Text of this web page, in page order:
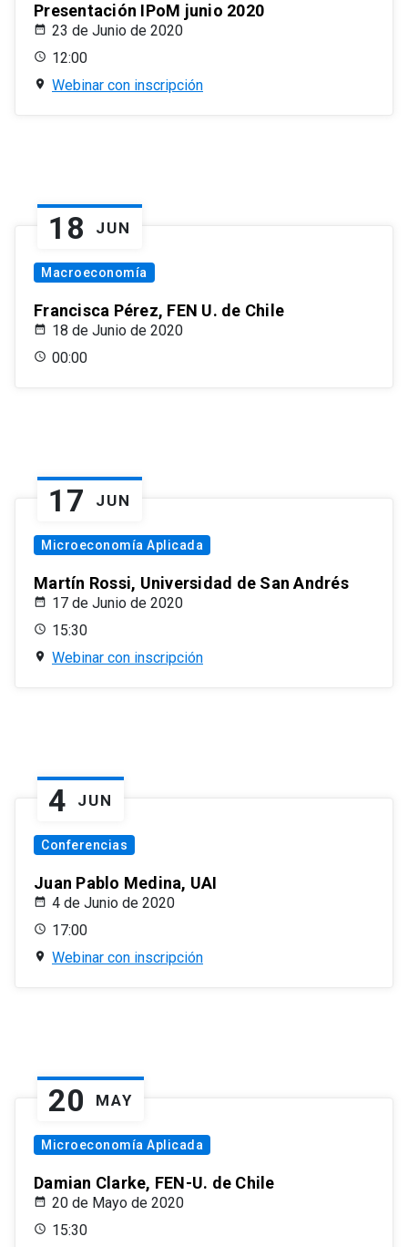
Presentación IPoM junio 2020
23 de Junio de 2020
12:00
Webinar con inscripción
18 JUN
Macroeconomía
Francisca Pérez, FEN U. de Chile
18 de Junio de 2020
00:00
17 JUN
Microeconomía Aplicada
Martín Rossi, Universidad de San Andrés
17 de Junio de 2020
15:30
Webinar con inscripción
4 JUN
Conferencias
Juan Pablo Medina, UAI
4 de Junio de 2020
17:00
Webinar con inscripción
20 MAY
Microeconomía Aplicada
Damian Clarke, FEN-U. de Chile
20 de Mayo de 2020
15:30